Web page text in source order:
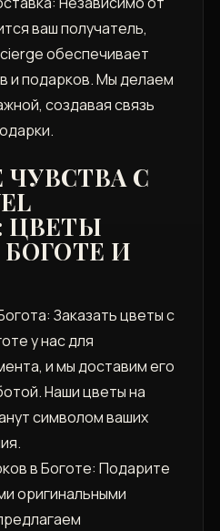
ваш получатель,
обеспечивает
и подарков. Мы делаем
создавая связь
С
ЦВЕТЫ
БОГОТЕ И
Заказать цветы с
у нас для
и мы доставим его
Наши цветы на
символом ваших
в Боготе: Подарите
оригинальными